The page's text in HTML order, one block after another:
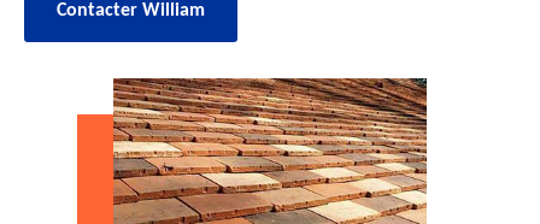
Contacter William